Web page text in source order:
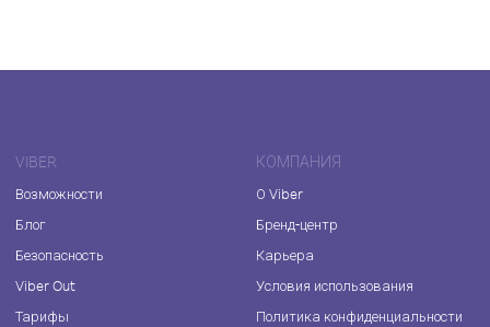
VIBER
Возможности
Блог
Безопасность
Viber Out
Тарифы
КОМПАНИЯ
О Viber
Бренд-центр
Карьера
Условия использования
Политика конфиденциальности